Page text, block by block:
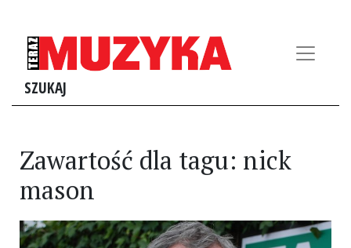
SZUKAJ
Zawartość dla tagu: nick
mason